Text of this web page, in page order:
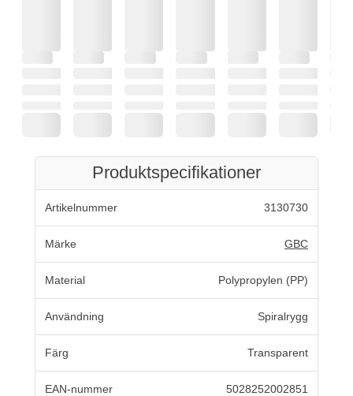
Produktspecifikationer
Artikelnummer 3130730
Märke GBC
Material Polypropylen (PP)
Användning Spiralrygg
Färg Transparent
EAN-nummer 5028252002851